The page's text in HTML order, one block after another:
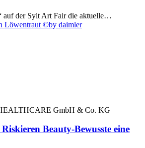
auf der Sylt Art Fair die aktuelle…
GmbH & Co. KG
Beauty-Bewusste eine